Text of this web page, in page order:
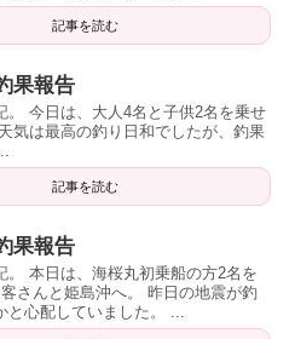
記事を読む
果報告
。 今日は、大人4名と子供2名を乗せ
気は最高の釣り日和でしたが、釣果
記事を読む
果報告
。 本日は、海桜丸初乗船の方2名を
さんと姫島沖へ。 昨日の地震が釣
と心配していました。 ...